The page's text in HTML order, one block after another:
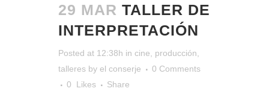
29 MAR TALLER DE
INTERPRETACIÓN
Posted at 12:38h in cine producción
talleres by el conserje
0 Comments
0
Likes Share